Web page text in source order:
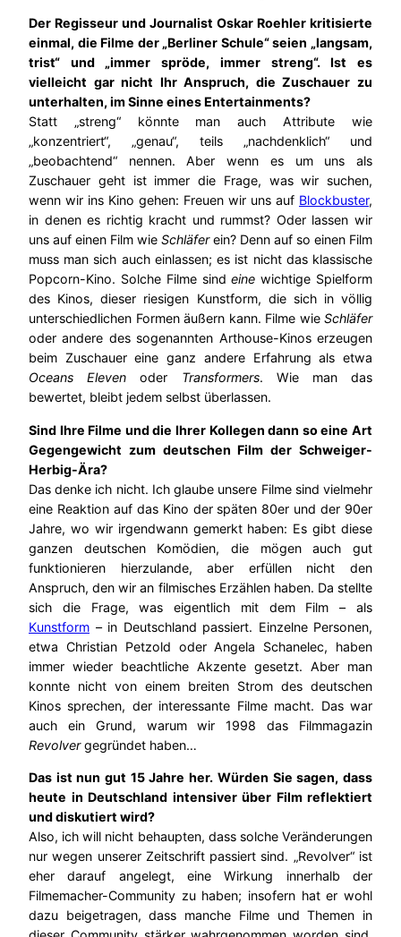
Der Regisseur und Journalist Oskar Roehler kritisierte
einmal, die Filme der „Berliner Schule“ seien „langsam,
trist“ und „immer spröde, immer streng“. Ist es
vielleicht gar nicht Ihr Anspruch, die Zuschauer zu
unterhalten, im Sinne eines Entertainments?
Statt „streng“ könnte man auch Attribute wie
„konzentriert“, „genau“, teils „nachdenklich“ und
„beobachtend“ nennen. Aber wenn es um uns als
Zuschauer geht ist immer die Frage, was wir suchen,
wenn wir ins Kino gehen: Freuen wir uns auf Blockbuster,
in denen es richtig kracht und rummst? Oder lassen wir
uns auf einen Film wie Schläferein? Denn auf so einen Film
muss man sich auch einlassen; es ist nicht das klassische
Popcorn-Kino. Solche Filme sindeine wichtige Spielform
des Kinos, dieser riesigen Kunstform, die sich in völlig
unterschiedlichen Formen äußern kann. Filme wie Schläfer
oder andere des sogenannten Arthouse-Kinos erzeugen
beim Zuschauer eine ganz andere Erfahrung als etwa
Oceans Eleven oder Transformers. Wie man das
bewertet, bleibt jedem selbst überlassen.
Sind Ihre Filme und die Ihrer Kollegen dann so eine Art
Gegengewicht zum deutschen Film der Schweiger-
Herbig-Ära?
Das denke ich nicht. Ich glaube unsere Filme sind vielmehr
eine Reaktion auf das Kino der späten 80er und der 90er
Jahre, wo wir irgendwann gemerkt haben: Es gibt diese
ganzen deutschen Komödien, die mögen auch gut
funktionieren hierzulande, aber erfüllen nicht den
Anspruch, den wir an filmisches Erzählen haben. Da stellte
sich die Frage, was eigentlich mit dem Film – als
Kunstform – in Deutschland passiert. Einzelne Personen,
etwa Christian Petzold oder Angela Schanelec, haben
immer wieder beachtliche Akzente gesetzt. Aber man
konnte nicht von einem breiten Strom des deutschen
Kinos sprechen, der interessante Filme macht. Das war
auch ein Grund, warum wir 1998 das Filmmagazin
Revolvergegründet haben…
Das ist nun gut 15 Jahre her. Würden Sie sagen, dass
heute in Deutschland intensiver über Film reflektiert
und diskutiert wird?
Also, ich will nicht behaupten, dass solche Veränderungen
nur wegen unserer Zeitschrift passiert sind. „Revolver“ ist
eher darauf angelegt, eine Wirkung innerhalb der
Filmemacher-Community zu haben; insofern hat er wohl
dazu beigetragen, dass manche Filme und Themen in